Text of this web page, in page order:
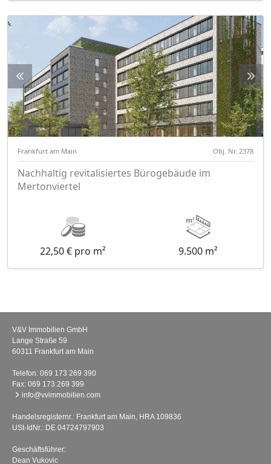
Frankfurt am Main Obj. Nr. 2378
Nachhaltig revitalisiertes Bürogebäude im
Mertonviertel
22,50 € pro m² 9.500 m²
V&V Immobilien GmbH
Lange Straße 59
60311 Frankfurt am Main
Telefon: 069 173 269 390
Fax: 069 173 269 399
info@vvimmobilien.com
Handelsregisternr.: Frankfurt am Main, HRA 109836
USt-IdNr.: DE 04724797903
Geschäftsführer:
Dean Vukovic